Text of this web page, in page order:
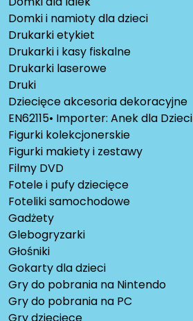
Domki i namioty dla dzieci
Drukarki etykiet
Drukarki i kasy fiskalne
Drukarki laserowe
Druki
Dziecięce akcesoria dekoracyjne
EN62115• Importer: Anek dla Dzieci
Figurki kolekcjonerskie
Figurki makiety i zestawy
Filmy DVD
Fotele i pufy dziecięce
Foteliki samochodowe
Gadżety
Glebogryzarki
Głośniki
Gokarty dla dzieci
Gry do pobrania na Nintendo
Gry do pobrania na PC